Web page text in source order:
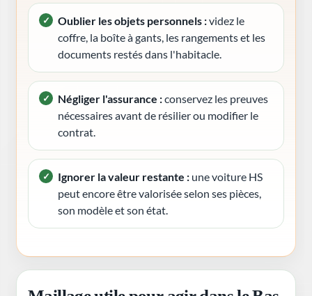
Oublier les objets personnels :videz le
coffre, la boîte à gants, les rangements et les
documents restés dans l'habitacle.
Négliger l'assurance :conservez les preuves
nécessaires avant de résilier ou modifier le
contrat.
Ignorer la valeur restante : une voiture HS
peut encore être valorisée selon ses pièces,
son modèle et son état.